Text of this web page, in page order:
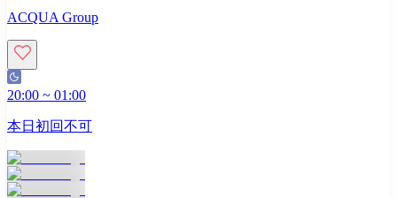
ACQUA Group
20:00 ~ 01:00
本日初回不可